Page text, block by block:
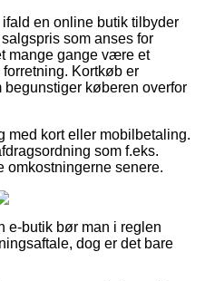
en online butik tilbyder
som anses for
mange gange være et
Kortkøb er
begunstiger køberen overfor
med kort eller mobilbetaling.
som f.eks.
omkostningerne senere.
e-butik bør man i reglen
dog er det bare